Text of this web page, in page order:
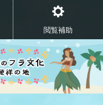
閲覧補助